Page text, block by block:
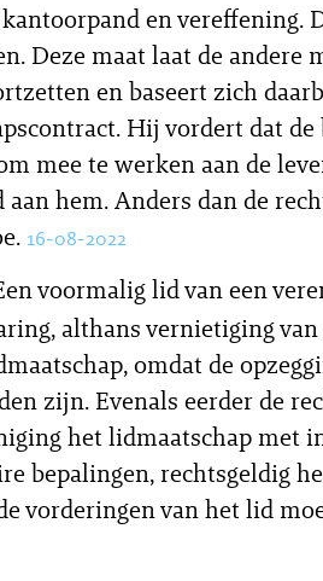
en vereffening.
Deze maat laat de andere
en baseert zich
Hij vordert dat de
mee te werken aan de
hem. Anders dan de
16-08-2022
voormalig lid van een
althans vernietiging van
omdat de
zijn. Evenals eerder de
het lidmaatschap met
bepalingen, rechtsgeldig
vorderingen van het lid